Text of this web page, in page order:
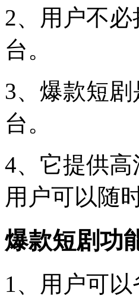
2、用户不
台。
3、爆款短
台。
4、它提供
用户可以随
爆款短剧功
1、用户可